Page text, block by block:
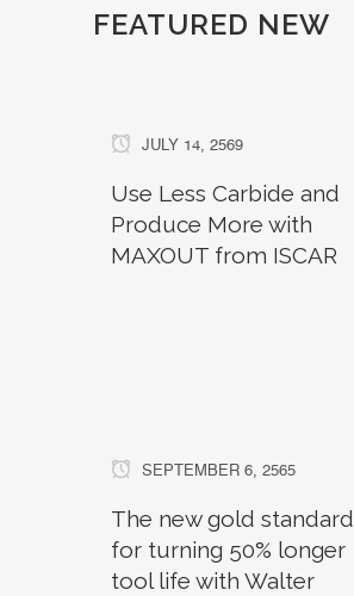
FEATURED NEW
JULY 14, 2569
Use Less Carbide and
Produce More with
MAXOUT from ISCAR
SEPTEMBER 6, 2565
The new gold standard
for turning 50% longer
tool life with Walter